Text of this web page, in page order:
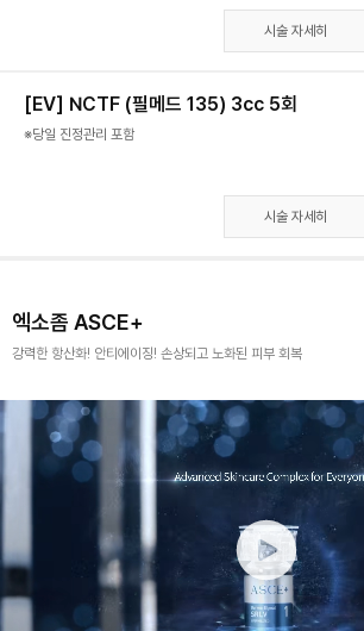
시술 자세히
[EV] NCTF (필메드 135) 3cc 5회
※당일 진정관리 포함
시술 자세히
엑소좀 ASCE+
강력한 항산화! 안티에이징! 손상되고 노화된 피부 회복